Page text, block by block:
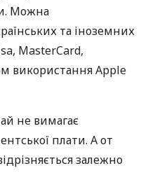
Можна
та іноземних
MasterCard,
використання Apple
не вимагає
плати. А от
залежно